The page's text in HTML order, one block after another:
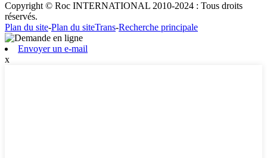
Copyright © Roc INTERNATIONAL 2010-2024 : Tous droits
réservés.
Plan du site-Plan du siteTrans-Recherche principale
Envoyer un e-mail
x